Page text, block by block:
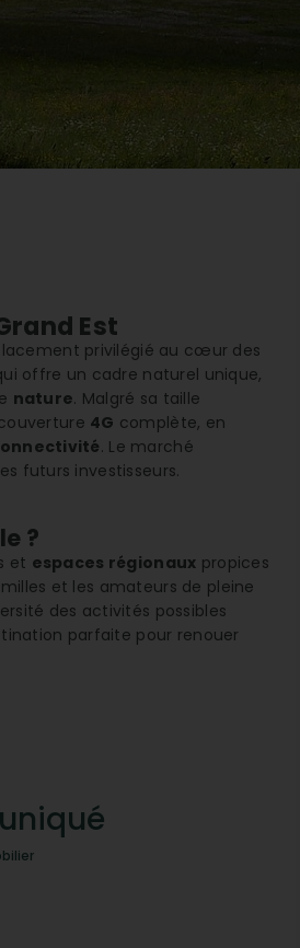
Est
privilégié au cœur des
offre un cadre naturel unique,
nature. Malgré sa taille
4G complète, en
. Le marché
futurs investisseurs.
?
et espaces régionaux propices
et les amateurs de pleine
des activités possibles
parfaite pour renouer
de la communauté.
et de services
La présence de ces